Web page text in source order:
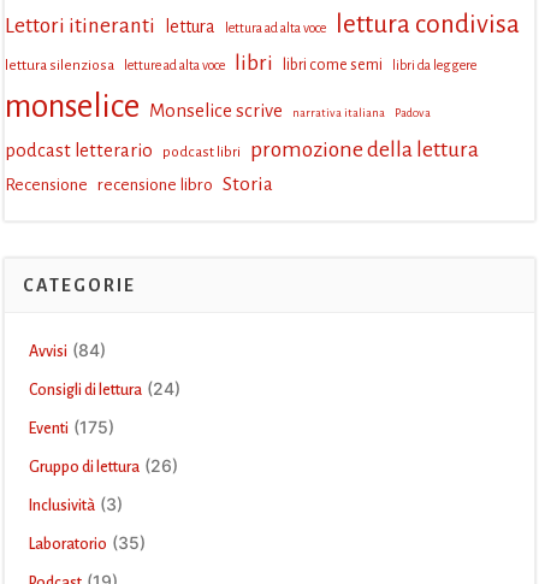
Lettori itineranti lettura lettura ad alta voce lettura condivisa
lettura silenziosa letture ad alta voce libri libri come semi libri da leggere
monselice Monselice scrive narrativa italiana Padova
podcast letterario podcast libri promozione della lettura
Recensione recensione libro Storia
CATEGORIE
Avvisi (84)
Consigli di lettura (24)
Eventi (175)
Gruppo di lettura (26)
Inclusività (3)
Laboratorio (35)